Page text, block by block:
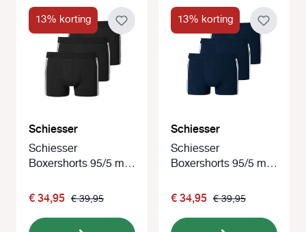
13% korting
Schiesser
Schiesser
Boxershorts 95/5 met
zwart
€ 34,95 € 39,95
13% korting
Schiesser
Schiesser
Boxershorts 95/5 met
blauw
€ 34,95 € 39,95